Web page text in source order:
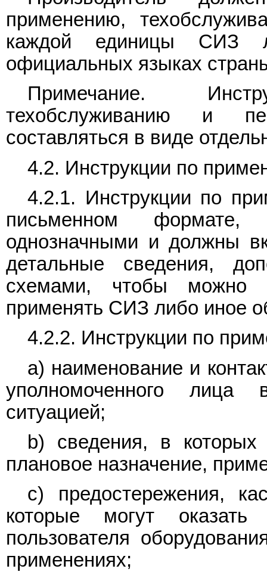
применению,
каждой единицы СИЗ
официальных языках
Примечание.
техобслуживанию и
составляться в виде
4.2. Инструкции по
4.2.1. Инструкции по
письменном
однозначными и должны
детальные сведения,
схемами, чтобы можно
применять СИЗ либо иное
4.2.2. Инструкции по
a) наименование и
уполномоченного лица
ситуацией;
b) сведения, в которых
плановое назначение,
c) предостережения,
которые могут оказать
пользователя
применениях;